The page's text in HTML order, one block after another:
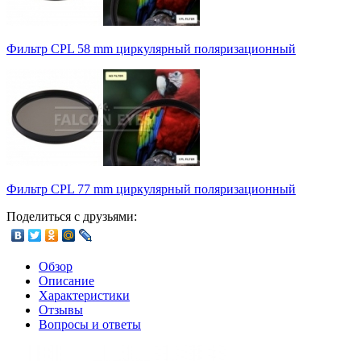
Фильтр CPL 58 mm циркулярный поляризационный
Фильтр CPL 77 mm циркулярный поляризационный
Поделиться с друзьями:
Обзор
Описание
Характеристики
Отзывы
Вопросы и ответы